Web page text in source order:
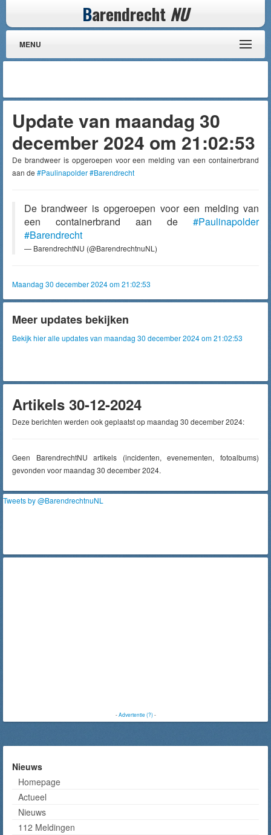
Barendrecht NU
MENU
Update van maandag 30
december 2024 om 21:02:53
De brandweer is opgeroepen voor een melding van een containerbrand
aan de #Paulinapolder#Barendrecht
De brandweer is opgeroepen voor een melding van
een containerbrand aan de #Paulinapolder
#Barendrecht
— BarendrechtNU (@BarendrechtnuNL)
Maandag 30 december 2024 om 21:02:53
Meer updates bekijken
Bekijk hier alle updates van maandag 30 december 2024 om 21:02:53
Artikels 30-12-2024
Deze berichten werden ook geplaatst op maandag 30 december 2024:
Geen BarendrechtNU artikels (incidenten, evenementen, fotoalbums)
gevonden voor maandag 30 december 2024.
Tweets by @BarendrechtnuNL
-Advertentie (?)-
Nieuws
Homepage
Actueel
Nieuws
112 Meldingen